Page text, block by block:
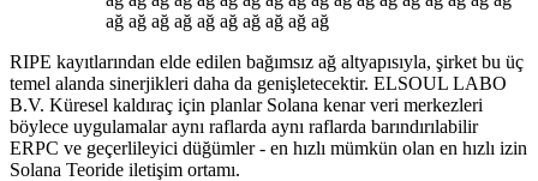
ağ ağ ağ ağ ağ ağ ağ ağ ağ ağ
RIPE kayıtlarından elde edilen bağımsız ağ altyapısıyla, şirket bu üç
temel alanda sinerjikleri daha da genişletecektir. ELSOUL LABO
B.V. Küresel kaldıraç için planlar Solana kenar veri merkezleri
böylece uygulamalar aynı raflarda aynı raflarda barındırılabilir
ERPC ve geçerlileyici düğümler - en hızlı mümkün olan en hızlı izin
Solana Teoride iletişim ortamı.